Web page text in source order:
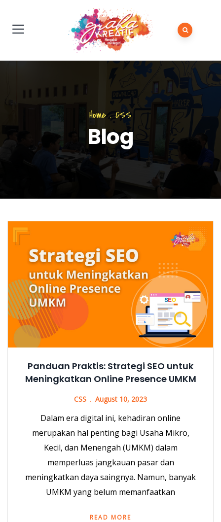
Home.CSS
Blog
Panduan Praktis: Strategi SEO untuk
Meningkatkan Online Presence UMKM
CSS August 10, 2023
Dalam era digital ini, kehadiran online
merupakan hal penting bagi Usaha Mikro,
Kecil, dan Menengah (UMKM) dalam
memperluas jangkauan pasar dan
meningkatkan daya saingnya. Namun, banyak
UMKM yang belum memanfaatkan
READ MORE